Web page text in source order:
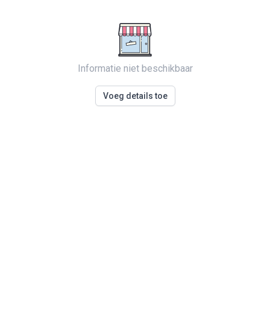
Informatie niet beschikbaar
Voeg details toe